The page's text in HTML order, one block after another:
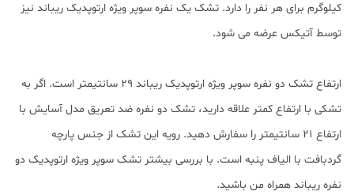
کیلوگرم برای هر نفر را دارد. تشک یک نفره سوپر ویژه ارتوپدیک ریباند نیز
توسط آتیکس عرضه می شود.
ارتفاع تشک دو نفره سوپر ویژه ارتوپدیک ریباند ۲۹ سانتیمتر است. اگر به
تشکی با ارتفاع کمتر علاقه دارید، تشک دو نفره ضد تعریق مدل آسایش با
ارتفاع ۲۱ سانتیمتر را سفارش دهید. رویه این تشک از جنس پارچه
گردبافت با الیاف پنبه است. با بررسی بیشتر تشک سوپر ویژه ارتوپدیک دو
نفره ریباند همراه من باشید.